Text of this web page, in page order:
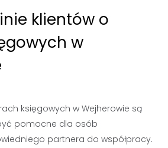
klientów o
w
księgowych w Wejherowie są
pomocne dla osób
partnera do współpracy.